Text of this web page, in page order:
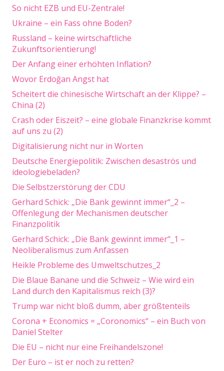
So nicht EZB und EU-Zentrale!
Ukraine – ein Fass ohne Boden?
Russland – keine wirtschaftliche
Zukunftsorientierung!
Der Anfang einer erhöhten Inflation?
Wovor Erdoğan Angst hat
Scheitert die chinesische Wirtschaft an der Klippe? –
China (2)
Crash oder Eiszeit? – eine globale Finanzkrise kommt
auf uns zu (2)
Digitalisierung nicht nur in Worten
Deutsche Energiepolitik: Zwischen desaströs und
ideologiebeladen?
Die Selbstzerstörung der CDU
Gerhard Schick: „Die Bank gewinnt immer“_2 –
Offenlegung der Mechanismen deutscher
Finanzpolitik
Gerhard Schick: „Die Bank gewinnt immer“_1 –
Neoliberalismus zum Anfassen
Heikle Probleme des Umweltschutzes_2
Die Blaue Banane und die Schweiz – Wie wird ein
Land durch den Kapitalismus reich (3)?
Trump war nicht bloß dumm, aber größtenteils
Corona + Economics = „Coronomics“ – ein Buch von
Daniel Stelter
Die EU – nicht nur eine Freihandelszone!
Der Euro – ist er noch zu retten?